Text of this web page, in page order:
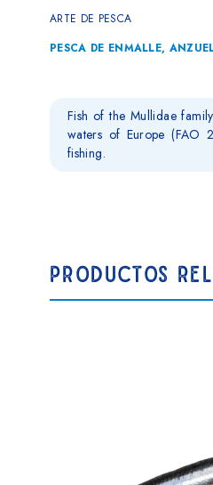
ARTE DE PESCA
PESCA DE ENMALLE,
Fish of the Mullidae
waters of Europe (FAO
fishing.
PRODUCTOS